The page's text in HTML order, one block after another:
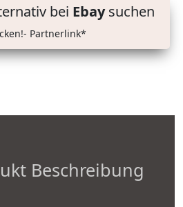
bei Ebaysuchen
Partnerlink*
Beschreibung